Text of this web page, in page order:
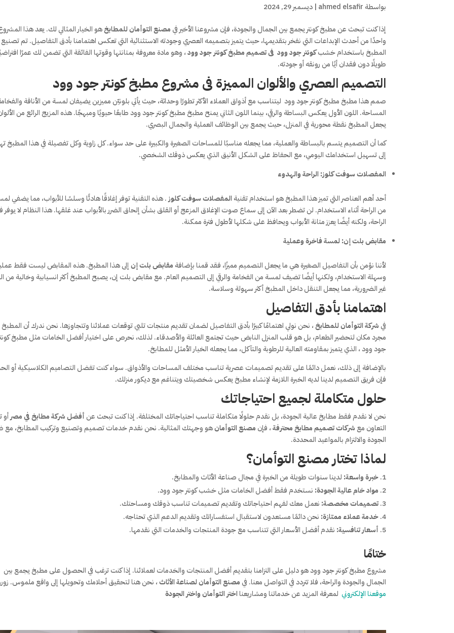
بواسطة ahmed elsafir
|ديسمبر 29, 2024
إذا كنت تبحث عن مطبخ كونتر يجمع بين الجمال والجودة، فإن مشروعنا الأخير في مصنع التوأمان للمطابخهو الخيار المثالي لك. يعد هذا
واحدًا من أحدث الإبداعات التي نفخر بتقديمها، حيث يتميز بتصميمه العصري وجودته الاستثنائية التي تعكس اهتمامنا بأدق التفاصيل. تم
المطبخ باستخدام خشبكونتر جود وود فى تصميم مطبخ كونتر جود وود، وهو مادة معروفة بمتانتها وقوتها الفائقة التي تضمن لك عمرًا
طويلًا دون فقدان أيًا من رونقه أو جودته.
التصميم العصري والألوان المميزة فى مشروع مطبخ كونتر جود وود
صمم هذا مطبخ مطبخ كونتر جود وود ليتناسب مع أذواق العملاء الأكثر تطورًا وحداثة، حيث يأتي بلونيّن مميزين يضيفان لمسة من الأناقة
المساحة. اللون الأول يعكس البساطة والرقي، بينما اللون الثاني يمنح مطبخ مطبخ كونتر جود وود طابعًا حيويًا ومبهجًا. هذه المزيج الرائع من
يجعل المطبخ نقطة محورية في المنزل، حيث يجمع بين الوظائف العملية والجمال البصري.
كما أن التصميم يتسم بالبساطة والعملية، مما يجعله مناسبًا للمساحات الصغيرة والكبيرة على حد سواء. كل زاوية وكل تفصيلة في هذا المطبخ
إلى تسهيل استخدامك اليومي، مع الحفاظ على الشكل الأنيق الذي يعكس ذوقك الشخصي.
المفصلات سوفت كلوز: الراحة والهدوء
أحد أهم العناصر التي تميز هذا المطبخ هو استخدام تقنية المفصلات سوفت كلوز. هذه التقنية توفر إغلاقًا هادئًا وسلسًا للأبواب، مما يضفي
من الراحة أثناء الاستخدام. لن تضطر بعد الآن إلى سماع صوت الإغلاق المزعج أو القلق بشأن إلحاق الضرر بالأبواب عند غلقها. هذا النظام لا
الراحة، ولكنه أيضًا يعزز متانة الأبواب ويحافظ على شكلها لأطول فترة ممكنة.
مقابض بلت إن: لمسة فاخرة وعملية
لأننا نؤمن بأن التفاصيل الصغيرة هي ما يجعل التصميم مميزًا، فقد قمنا بإضافة مقابض بلت إن إلى هذا المطبخ. هذه المقابض ليست فقط
وسهلة الاستخدام، ولكنها أيضًا تضيف لمسة من الفخامة والرقي إلى التصميم العام. مع مقابض بلت إن، يصبح المطبخ أكثر انسيابية وخالية من
غير الضرورية، مما يجعل التنقل داخل المطبخ أكثر سهولة وسلاسة.
اهتمامنا بأدق التفاصيل
في شركة التوأمان للمطابخ، نحن نولي اهتمامًا كبيرًا بأدق التفاصيل لضمان تقديم منتجات تلبي توقعات عملائنا وتتجاوزها. نحن ندرك أن
مجرد مكان لتحضير الطعام، بل هو قلب المنزل النابض حيث تجتمع العائلة والأصدقاء. لذلك، نحرص على اختيار أفضل الخامات مثل مطبخ
جود وود ، الذي يتميز بمقاومته العالية للرطوبة والتآكل، مما يجعله الخيار الأمثل للمطابخ.
بالإضافة إلى ذلك، نعمل دائمًا على تقديم تصميمات عصرية تناسب مختلف المساحات والأذواق. سواء كنت تفضل التصاميم الكلاسيكية أو
فإن فريق التصميم لدينا لديه الخبرة اللازمة لإنشاء مطبخ يعكس شخصيتك ويتناغم مع ديكور منزلك.
حلول متكاملة لجميع احتياجاتك
نحن لا نقدم فقط مطابخ عالية الجودة، بل نقدم حلولًا متكاملة تناسب احتياجاتك المختلفة. إذا كنت تبحث عن أفضل شركة مطابخ في مصرأو
التعاون مع شركات تصميم مطابخ محترفة، فإن مصنع التوأمانهو وجهتك المثالية. نحن نقدم خدمات تصميم وتصنيع وتركيب المطابخ، مع
الجودة والالتزام بالمواعيد المحددة.
لماذا تختار مصنع التوأمان؟
خبرة واسعة: لدينا سنوات طويلة من الخبرة في مجال صناعة الأثاث والمطابخ.
مواد خام عالية الجودة: نستخدم فقط أفضل الخامات مثل خشب كونتر جود وود.
تصميمات مخصصة: نعمل معك لفهم احتياجاتك وتقديم تصميمات تناسب ذوقك ومساحتك.
خدمة عملاء ممتازة: نحن دائمًا مستعدون لاستقبال استفساراتك وتقديم الدعم الذي تحتاجه.
أسعار تنافسية: نقدم أفضل الأسعار التي تتناسب مع جودة المنتجات والخدمات التي نقدمها.
ختامًا
مشروع مطبخ كونتر جود وود هو دليل على التزامنا بتقديم أفضل المنتجات والخدمات لعملائنا. إذا كنت ترغب في الحصول على مطبخ يجمع بين
الجمال والجودة والراحة، فلا تتردد في التواصل معنا. في مصنع التوأمان لصناعة الأثاث، نحن هنا لتحقيق أحلامك وتحويلها إلى واقع ملموس.
موقعنا الإلكتروني لمعرفة المزيد عن خدماتنا ومشاريعنااختر التوأمان واختر الجودة